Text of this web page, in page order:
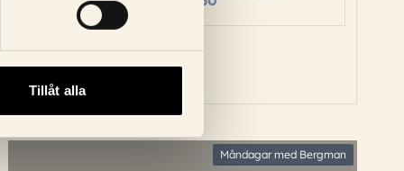
Tillåt alla
Text: Svensk
Måndagar med Bergman